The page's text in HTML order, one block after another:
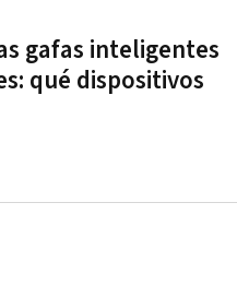
gafas inteligentes
qué dispositivos